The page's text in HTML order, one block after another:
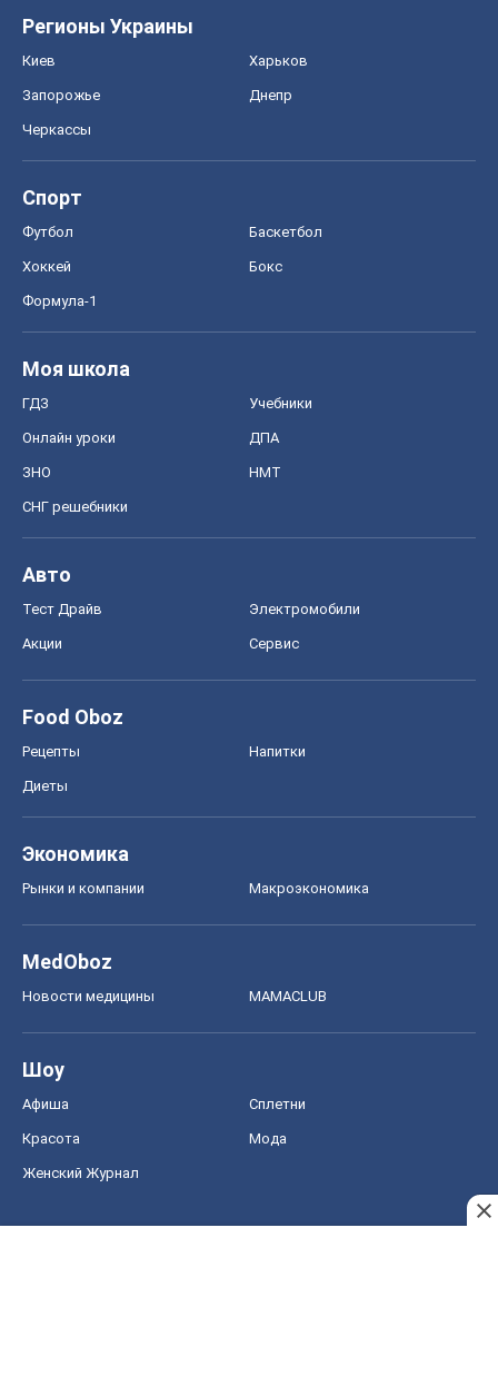
Регионы Украины
Киев Харьков
Запорожье Днепр
Черкассы
Спорт
Футбол Баскетбол
Хоккей Бокс
Формула-1
Моя школа
ГДЗ Учебники
Онлайн уроки ДПА
ЗНО НМТ
СНГ решебники
Авто
Тест Драйв Электромобили
Акции Сервис
Food Oboz
Рецепты Напитки
Диеты
Экономика
Рынки и компании Mакроэкономика
MedOboz
Новости медицины MAMACLUB
Шоу
Афиша Сплетни
Красота Мода
Женский Журнал